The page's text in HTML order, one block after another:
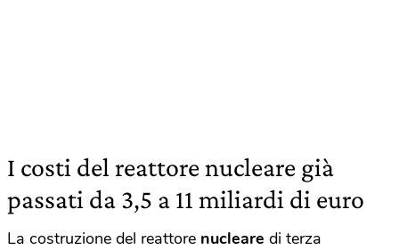
I costi del reattore nucleare già
passati da 3,5 a 11 miliardi di euro
La costruzione del reattore nucleare di terza